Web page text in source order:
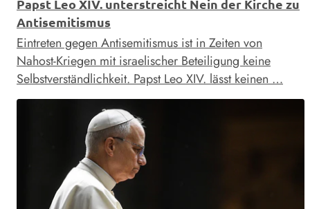
Papst Leo XIV. unterstreicht Nein der Kirche zu
Antisemitismus
Eintreten gegen Antisemitismus ist in Zeiten von
Nahost-Kriegen mit israelischer Beteiligung keine
Selbstverständlichkeit. Papst Leo XIV. lässt keinen …